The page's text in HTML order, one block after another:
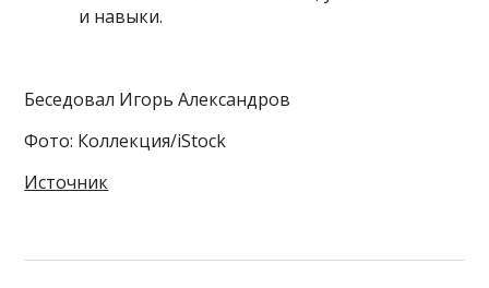
и навыки.
Беседовал Игорь Александров
Фото: Коллекция/iStock
Источник